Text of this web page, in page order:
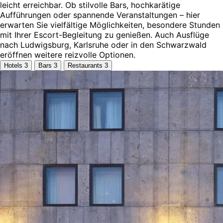
leicht erreichbar. Ob stilvolle Bars, hochkarätige
Aufführungen oder spannende Veranstaltungen – hier
erwarten Sie vielfältige Möglichkeiten, besondere Stunden
mit Ihrer Escort-Begleitung zu genießen. Auch Ausflüge
nach Ludwigsburg, Karlsruhe oder in den Schwarzwald
eröffnen weitere reizvolle Optionen.
Hotels 3 Bars 3 Restaurants 3